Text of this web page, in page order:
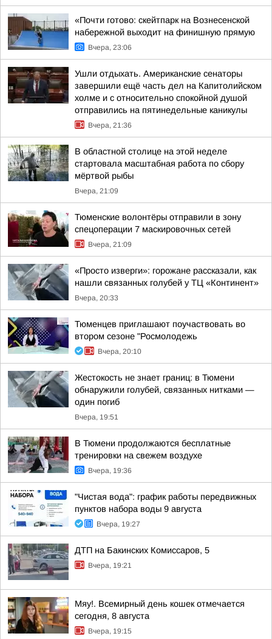
«Почти готово: скейтпарк на Вознесенской
набережной выходит на финишную прямую
Вчера, 23:06
Ушли отдыхать. Американские сенаторы
завершили ещё часть дел на Капитолийском
холме и с относительно спокойной душой
отправились на пятинедельные каникулы
Вчера, 21:36
В областной столице на этой неделе
стартовала масштабная работа по сбору
мёртвой рыбы
Вчера, 21:09
Тюменские волонтёры отправили в зону
спецоперации 7 маскировочных сетей
Вчера, 21:09
«Просто изверги»: горожане рассказали, как
нашли связанных голубей у ТЦ «Континент»
Вчера, 20:33
Тюменцев приглашают поучаствовать во
втором сезоне "Росмолодежь
Вчера, 20:10
Жестокость не знает границ: в Тюмени
обнаружили голубей, связанных нитками —
один погиб
Вчера, 19:51
В Тюмени продолжаются бесплатные
тренировки на свежем воздухе
Вчера, 19:36
"Чистая вода": график работы передвижных
пунктов набора воды 9 августа
Вчера, 19:27
ДТП на Бакинских Комиссаров, 5
Вчера, 19:21
Мяу!. Всемирный день кошек отмечается
сегодня, 8 августа
Вчера, 19:15